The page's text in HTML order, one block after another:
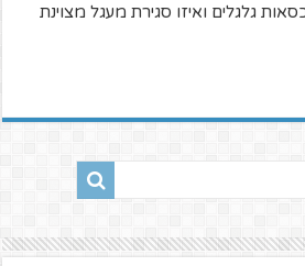
גלגלים ואיזו סגירת מעגל מצוינת